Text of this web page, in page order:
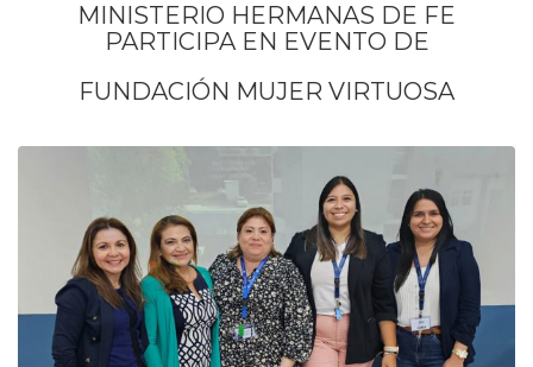
MINISTERIO HERMANAS DE FE
PARTICIPA EN EVENTO DE
FUNDACIÓN MUJER VIRTUOSA